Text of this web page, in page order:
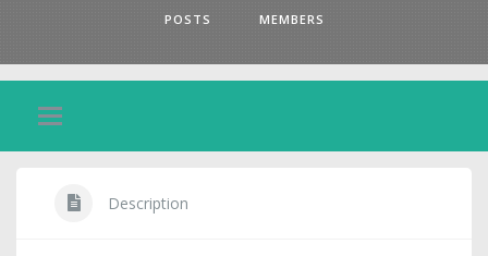
POSTS MEMBERS
Description